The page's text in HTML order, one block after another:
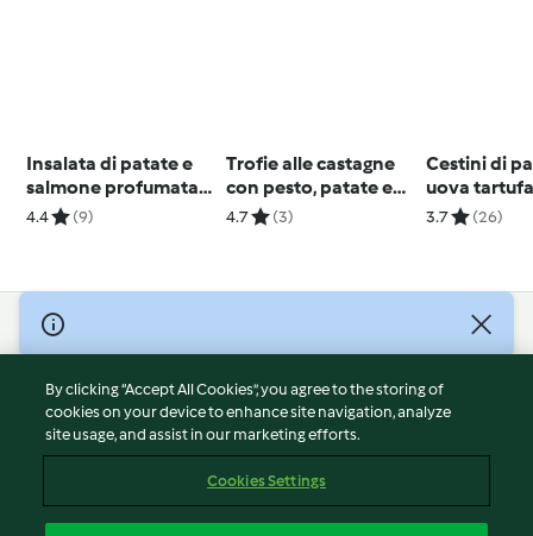
Insalata di patate e
salmone profumata
all'aneto
4.4 (9)
Trofie alle castagne
con pesto, patate e
fagiolini
4.7 (3)
Cestini di
uova
3.7 (26)
© Copyright 2026
Terms of Service
Privacy Policy
Disclaimer
Cookies
By clicking “Accept All Cookies”, you agree to the storing of
cookies on your device to enhance site navigation, analyze
site usage, and assist in our marketing efforts.
Cookies Settings